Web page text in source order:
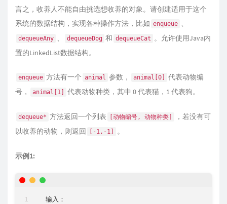
言之，收养人不能自由挑选想收养的对象。请创建适用于这个
系统的数据结构，实现各种操作方法，比如 enqueue 、
dequeueAny 、 dequeueDog 和 dequeueCat 。允许使用Java内
置的LinkedList数据结构。
enqueue 方法有一个 animal 参数， animal[0]
代表动物编
号，
animal[1] 代表动物种类，其中 0 代表猫，1 代表狗。
dequeue* 方法返回一个列表 [动物编号, 动物种类]
，若没有可
以收养的动物，则返回
[-1,-1] 。
示例1: